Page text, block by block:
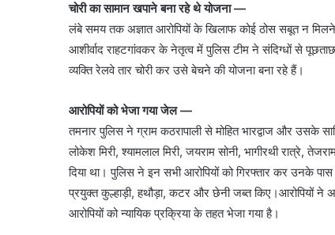
चोरी का सामान खपाने बना रहे थे योजना —
लंबे समय तक अज्ञात आरोपियों के खिलाफ कोई ठोस सबूत न
आशीर्वाद राहटगांवकर के नेतृत्व में पुलिस टीम ने संदिग्धों से
व्यक्ति रेलवे तार चोरी कर उसे बेचने की योजना बना रहे हैं।
आरोपियों को भेजा गया जेल —
तमनार पुलिस ने ग्राम कठरापाली से मोहित भारद्वाज और उसके
लोकेश मिरी, श्यामलाल मिरी, जयराम सोनी, भागीरथी रात्रे,
दिया था। पुलिस ने इन सभी आरोपियों को गिरफ्तार कर उनके
प्रयुक्त कुल्हाड़ी, हथौड़ा, कटर और छेनी जब्त किए।आरोपियों
आरोपियों को न्यायिक प्रक्रिया के तहत भेजा गया है।